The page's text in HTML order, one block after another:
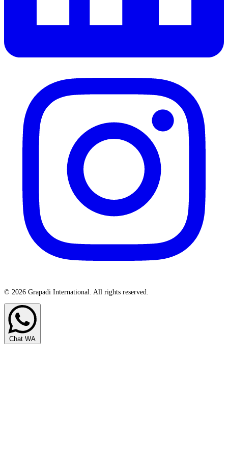
© 2026 Grapadi International. All rights reserved.
Chat WA